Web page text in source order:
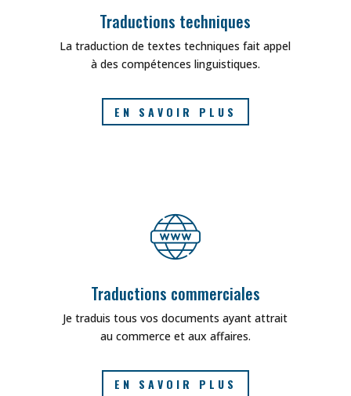
Traductions techniques
La traduction de textes techniques fait appel
à des compétences linguistiques.
EN SAVOIR PLUS
Traductions commerciales
Je traduis tous vos documents ayant attrait
au commerce et aux affaires.
EN SAVOIR PLUS